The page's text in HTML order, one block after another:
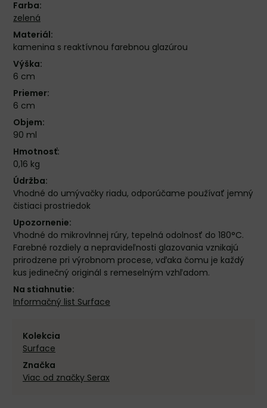
Farba:
zelená
Materiál:
kamenina s reaktívnou farebnou glazúrou
Výška:
6 cm
Priemer:
6 cm
Objem:
90 ml
Hmotnosť:
0,16 kg
Údržba:
Vhodné do umývačky riadu, odporúčame používať jemný
čistiaci prostriedok
Upozornenie:
Vhodné do mikrovlnnej rúry, tepelná odolnosť do 180°C.
Farebné rozdiely a nepravideľnosti glazovania vznikajú
prirodzene pri výrobnom procese, vďaka čomu je každý
kus jedinečný originál s remeselným vzhľadom.
Na stiahnutie:
Informačný list Surface
Kolekcia
Surface
Značka
Viac od značky Serax